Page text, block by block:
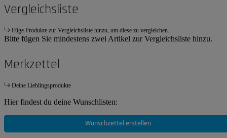
Vergleichsliste
Füge Produkte zur Vergleichsliste hinzu, um diese zu vergleichen.
Bitte fügen Sie mindestens zwei Artikel zur Vergleichsliste hinzu.
Merkzettel
Deine Lieblingsprodukte
Hier findest du deine Wunschlisten:
Wunschzettel erstellen